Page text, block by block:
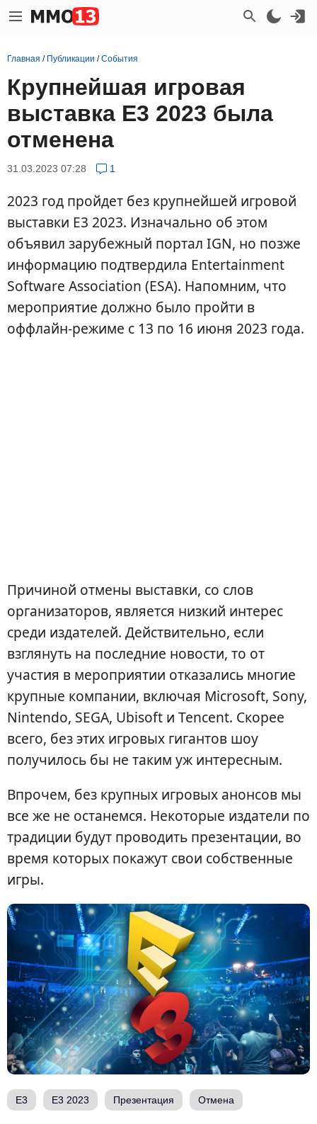
Главная / Публикации /События
Крупнейшая игровая
выставка E3 2023 была
отменена
31.03.2023 07:28 1
2023 год пройдет без крупнейшей игровой
выставки E3 2023. Изначально об этом
объявил зарубежный портал IGN, но позже
информацию подтвердила Entertainment
Software Association (ESA). Напомним, что
мероприятие должно было пройти в
оффлайн-режиме с 13 по 16 июня 2023 года.
Причиной отмены выставки, со слов
организаторов, является низкий интерес
среди издателей. Действительно, если
взглянуть на последние новости, то от
участия в мероприятии отказались многие
крупные компании, включая Microsoft, Sony,
Nintendo, SEGA, Ubisoft и Tencent. Скорее
всего, без этих игровых гигантов шоу
получилось бы не таким уж интересным.
Впрочем, без крупных игровых анонсов мы
все же не останемся. Некоторые издатели по
традиции будут проводить презентации, во
время которых покажут свои собственные
игры.
E3 E3 2023 Презентация Отмена